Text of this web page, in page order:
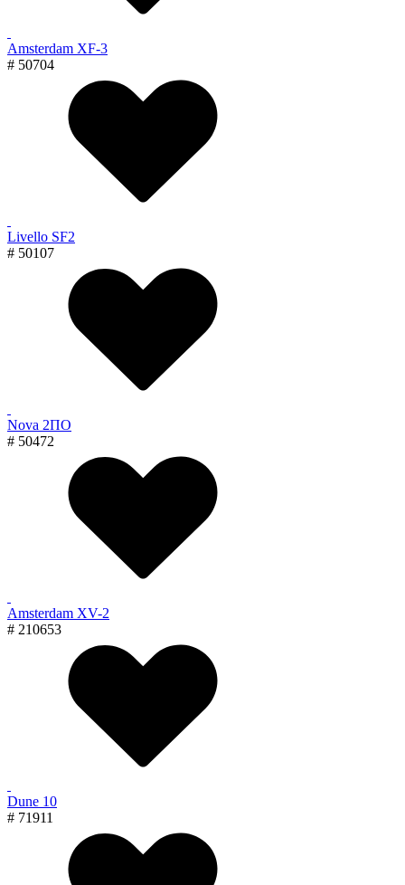
Amsterdam XF-3
# 50704
Livello SF2
# 50107
Nova 2ПО
# 50472
Amsterdam XV-2
# 210653
Dune 10
# 71911